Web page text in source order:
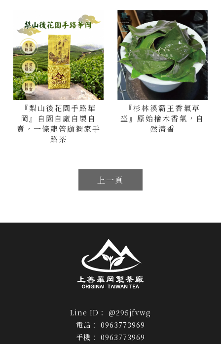
『梨山後花園手路華
岡』自園自廠自製自
賣，一條龍管顧獨家手
路茶
『杉林溪霸王香氣草
坔』原始檜木香氣，自
然清香
上一頁
@295jfvwg
0963773969
0963773969